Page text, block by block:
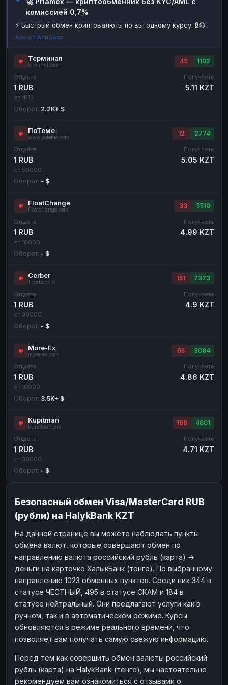
Наличные
Наличные USD Наличные USD
комиссией 0,7%
⚡ Быстрый обмен криптовалюты по выгодному курсу. 🔒💱
Ads on AntiSwap
Терминал
terminal.cash
49 1102
Отдаёте
1 RUB
от 4112
Получаете
5.11 KZT
Оборот: 2.2K+ $
ПоТеме
www.poteme.com
12 2774
Отдаёте
1 RUB
от 50000
Получаете
5.05 KZT
Оборот: - $
FloatChange
floatchange.com
33 5510
Отдаёте
1 RUB
от 10000
Получаете
4.99 KZT
Оборот: - $
Cerber
1.cerber.pro
151 7373
Отдаёте
1 RUB
от 30000
Получаете
4.9 KZT
Оборот: - $
More-Ex
more-ex.com
65 3084
Отдаёте
1 RUB
от 10000
Получаете
4.86 KZT
Оборот: 3.5K+ $
Kupitman
kupitman.pro
166 4601
Отдаёте
1 RUB
от 30000
Получаете
4.71 KZT
Оборот: - $
Безопасный обмен Visa/MasterCard RUB
(рубли) на HalykBank KZT
На данной странице вы можете наблюдать пункты
обмена валют, которые совершают обмен по
направлению валюта российский рубль (карта) →
деньги на карточке ХалыкБанк (тенге). По выбранному
направлению 1023 обменных пунктов. Среди них 344 в
статусе ЧЕСТНЫЙ, 495 в статусе СКАМ и 184 в
статусе нейтральный. Они предлагают услуги как в
ручном, так и в автоматическом режиме. Курсы
обновляются в режиме реального времени, что
позволяет вам получать самую свежую информацию.
Перед тем как совершить обмен валюты российский
рубль (карта) на HalykBank (тенге), мы настоятельно
рекомендуем вам ознакомиться с отзывами о